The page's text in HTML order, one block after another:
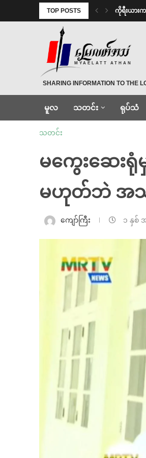
TOP POSTS ကိုရီးယား
MYAELATT ATHAN
SHARING INFORMATION TO THE
မူလ သတင်း ရုပ်သံ
သတင်း
မကွေးဆေး
မဟုတ်ဘဲ အသ
ကျော်ကြီး ၁ နှစ်